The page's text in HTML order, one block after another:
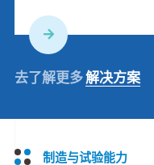
去了解更多解决方案
制造与试验能力